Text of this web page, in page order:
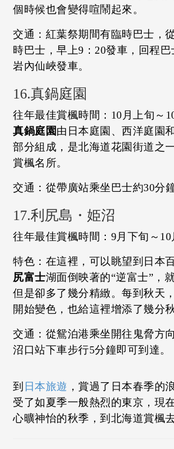
個時候也會變得喧鬧起來。
交通：紅葉祭期間有臨時巴士，
時巴士，早上9：20發車，回程巴
岩內仙峽發車。
16.真鍋庭園
往年最佳賞楓時間：10月上旬～
真鍋庭園由日本庭園、西洋庭園
部分組成，是北海道花園街道之
賞楓名所。
交通：從帶廣站乘坐巴士約30分
17.利尻島・姫沼
往年最佳賞楓時間：9月下旬～10
特色：在這裡，可以眺望到日本
尻富士湖面倒映著的“逆富士”，
但是卻多了幾分精緻。每到秋天
開始變色，也給這裡增添了幾分
交通：從鴛泊港乘坐開往鬼脅方
沼口站下車步行5分鐘即可到達。
到 日本旅遊 ，賞過了日本春季的
受了如夏季一般熱烈的東京，現
心曠神怡的秋季，到北海道賞楓去